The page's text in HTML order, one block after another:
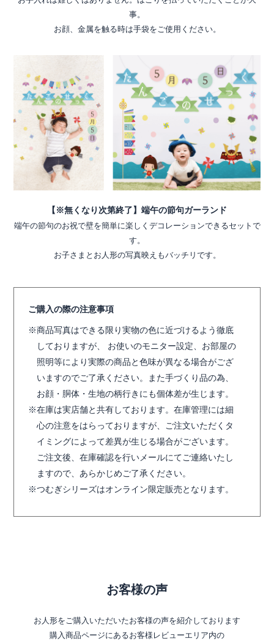
事。
お顔、金属を触る時は手袋をご使用ください。
【※無くなり次第終了】端午の節句ガーランド
端午の節句のお祝で壁を簡単に楽しくデコレーションできるセットで
す。
お子さまとお人形の写真映えもバッチリです。
ご購入の際の注意事項
商品写真はできる限り実物の色に近づけるよう徹底
しておりますが、 お使いのモニター設定、お部屋の
照明等により実際の商品と色味が異なる場合がござ
いますのでご了承ください。また手づくり品の為、
お顔・胴体・生地の柄行きにも個体差が生じます。
在庫は実店舗と共有しております。在庫管理には細
心の注意をはらっておりますが、ご注文いただくタ
イミングによって差異が生じる場合がございます。
ご注文後、在庫確認を行いメールにてご連絡いたし
ますので、あらかじめご了承ください。
つむぎシリーズはオンライン限定販売となります。
お客様の声
お人形をご購入いただいたお客様の声を紹介しております
購入商品ページにあるお客様レビューエリア内の